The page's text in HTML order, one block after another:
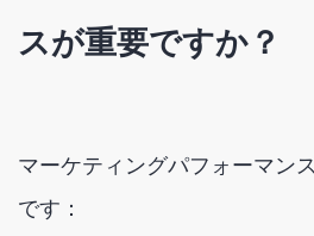
スが重要ですか？
マーケティングパフォーマン
です：